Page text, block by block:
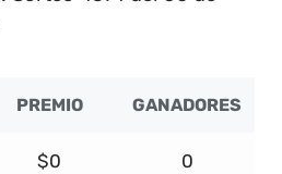
PREMIO GANADORES
$0 0